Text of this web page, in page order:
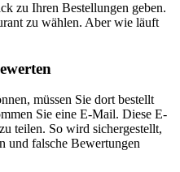
zu Ihren Bestellungen geben.
zu wählen. Aber wie läuft
müssen Sie dort bestellt
Sie eine E-Mail. Diese E-
teilen. So wird sichergestellt,
und falsche Bewertungen